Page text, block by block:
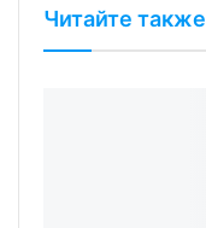
Читайте также